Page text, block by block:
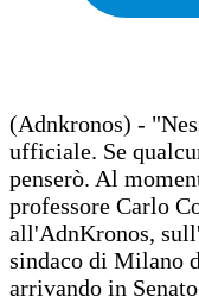
(Adnkronos) -
ufficiale. Se
penserò. Al
professore Carlo
all'AdnKronos,
sindaco di Milano
arrivando in